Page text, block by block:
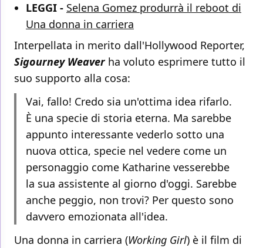
LEGGI - Selena Gomez produrrà il reboot di
Una donna in carriera
Interpellata in merito dall'Hollywood Reporter,
Sigourney Weaverha voluto esprimere tutto il
suo supporto alla cosa:
Vai, fallo! Credo sia un'ottima idea rifarlo.
È una specie di storia eterna. Ma sarebbe
appunto interessante vederlo sotto una
nuova ottica, specie nel vedere come un
personaggio come Katharine vesserebbe
la sua assistente al giorno d'oggi. Sarebbe
anche peggio, non trovi? Per questo sono
davvero emozionata all'idea.
Una donna in carriera (Working Girl) è il film di